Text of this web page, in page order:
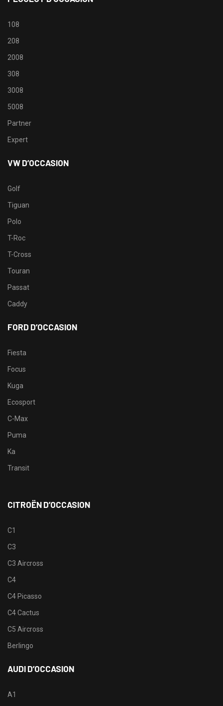
108
208
2008
308
3008
5008
Partner
Expert
VW D’OCCASION
Golf
Tiguan
Polo
T-Roc
T-Cross
Touran
Passat
Caddy
FORD D’OCCASION
Fiesta
Focus
Kuga
Ecosport
C-Max
Puma
Ka
Transit
CITROËN D’OCCASION
C1
C3
C3 Aircross
C4
C4 Picasso
C4 Cactus
C5 Aircross
Berlingo
AUDI D’OCCASION
A1